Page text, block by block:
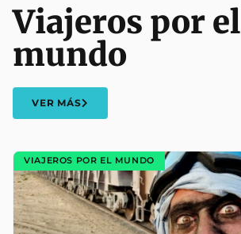
Viajeros por el
mundo
VER MÁS
VIAJEROS POR EL MUNDO